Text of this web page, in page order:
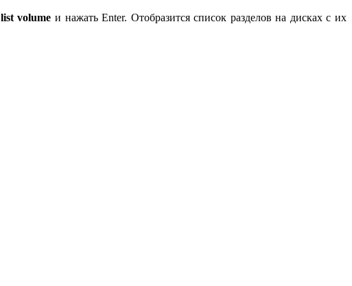
list volume и нажать Enter. Отобразится список разделов на дисках с их